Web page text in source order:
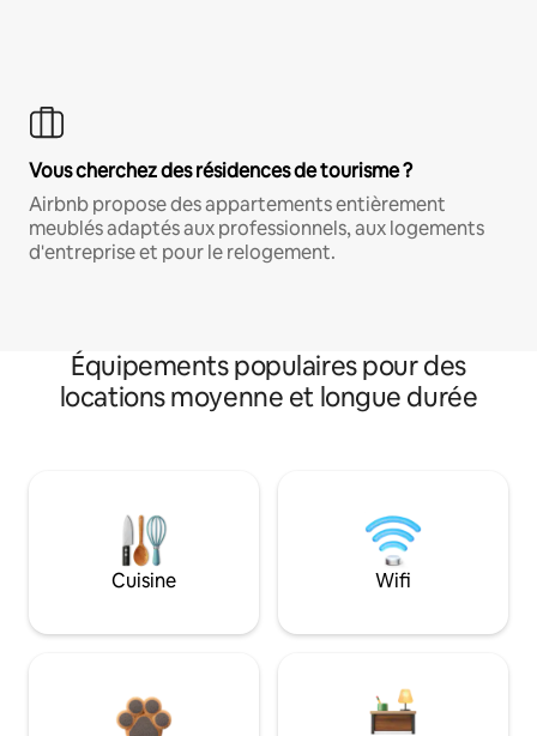
Vous cherchez des résidences de tourisme ?
Airbnb propose des appartements entièrement
meublés adaptés aux professionnels, aux logements
d'entreprise et pour le relogement.
Équipements populaires pour des
locations moyenne et longue durée
Cuisine Wifi